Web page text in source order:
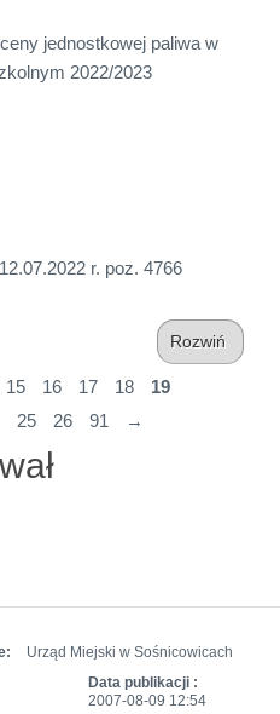
jednostkowej paliwa w
2022/2023
r. poz. 4766
Rozwiń
15 16 17 18
19
25 26 91 →
Urząd Miejski w Sośnicowicach
Data publikacji :
2007-08-09 12:54